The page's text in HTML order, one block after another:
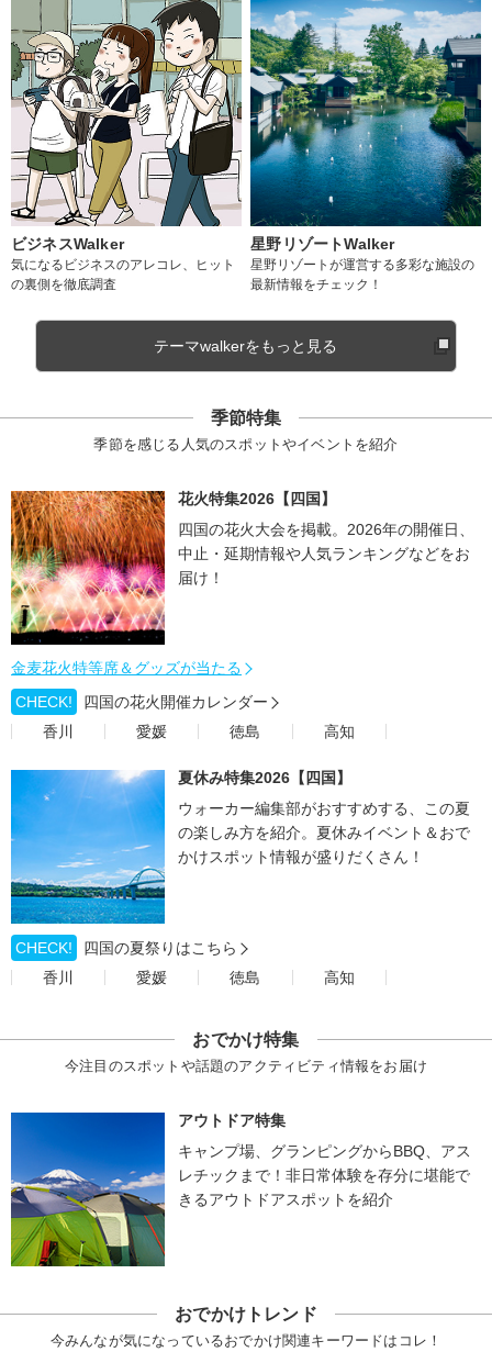
ビジネスWalker
気になるビジネスのアレコレ、ヒット
の裏側を徹底調査
星野リゾートWalker
星野リゾートが運営する多彩な施設の
最新情報をチェック！
テーマwalkerをもっと見る
季節特集
季節を感じる人気のスポットやイベントを紹介
花火特集2026【四国】
四国の花火大会を掲載。2026年の開催日、
中止・延期情報や人気ランキングなどをお
届け！
金麦花火特等席＆グッズが当たる
CHECK!
四国の花火開催カレンダー
香川
愛媛 徳島 高知
夏休み特集2026【四国】
ウォーカー編集部がおすすめする、この夏
の楽しみ方を紹介。夏休みイベント＆おで
かけスポット情報が盛りだくさん！
CHECK!
四国の夏祭りはこちら
香川
愛媛 徳島 高知
おでかけ特集
今注目のスポットや話題のアクティビティ情報をお届け
アウトドア特集
キャンプ場、グランピングからBBQ、アス
レチックまで！非日常体験を存分に堪能で
きるアウトドアスポットを紹介
おでかけトレンド
今みんなが気になっているおでかけ関連キーワードはコレ！